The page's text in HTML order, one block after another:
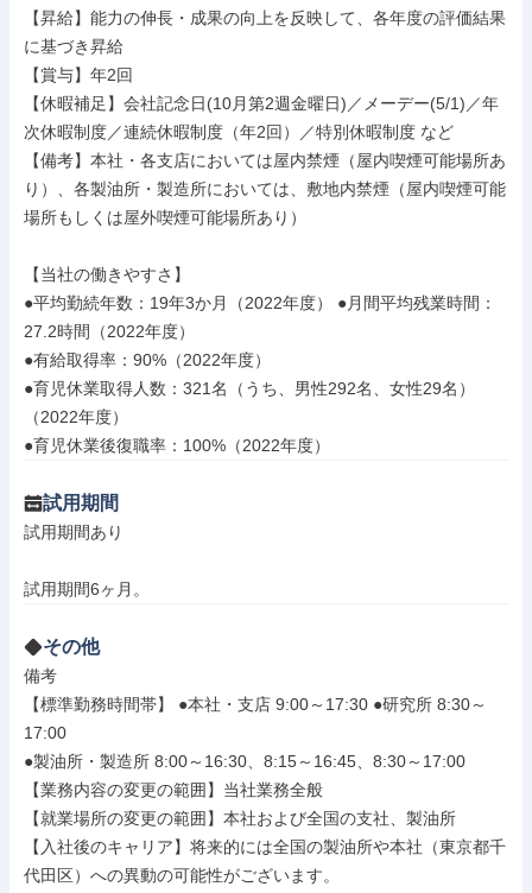
【昇給】能力の伸長・成果の向上を反映して、各年度の評価結果
に基づき昇給
【賞与】年2回
【休暇補足】会社記念日(10月第2週金曜日)／メーデー(5/1)／年
次休暇制度／連続休暇制度（年2回）／特別休暇制度 など
【備考】本社・各支店においては屋内禁煙（屋内喫煙可能場所あ
り）、各製油所・製造所においては、敷地内禁煙（屋内喫煙可能
場所もしくは屋外喫煙可能場所あり）
【当社の働きやすさ】
●平均勤続年数：19年3か月（2022年度） ●月間平均残業時間：
27.2時間（2022年度）
●有給取得率：90%（2022年度）
●育児休業取得人数：321名（うち、男性292名、女性29名）
（2022年度）
●育児休業後復職率：100%（2022年度）
試用期間
試用期間あり
試用期間6ヶ月。
その他
備考
【標準勤務時間帯】 ●本社・支店 9:00～17:30 ●研究所 8:30～
17:00
●製油所・製造所 8:00～16:30、8:15～16:45、8:30～17:00
【業務内容の変更の範囲】当社業務全般
【就業場所の変更の範囲】本社および全国の支社、製油所
【入社後のキャリア】将来的には全国の製油所や本社（東京都千
代田区）への異動の可能性がございます。